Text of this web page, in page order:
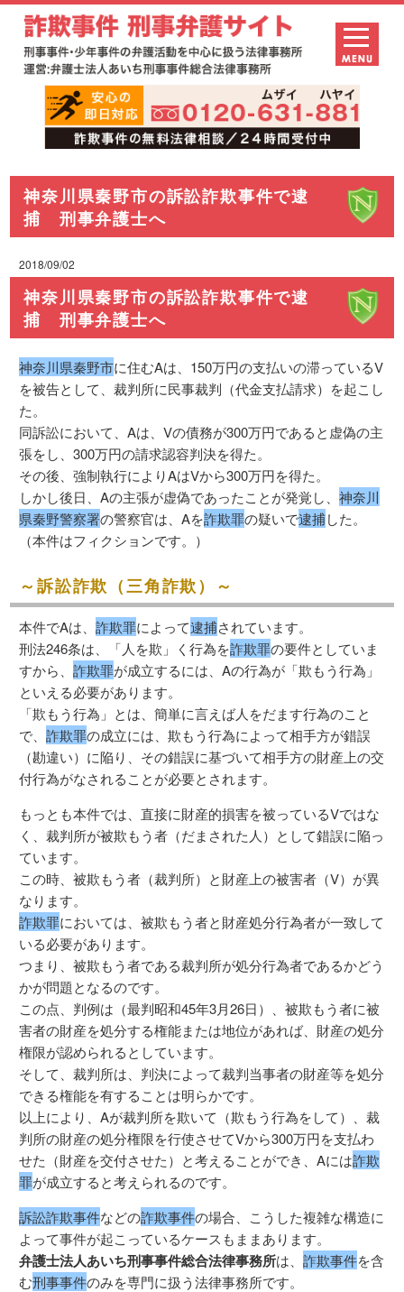
神奈川県秦野市の訴訟詐欺事件で逮
捕 刑事弁護士へ
2018/09/02
神奈川県秦野市の訴訟詐欺事件で逮
捕 刑事弁護士へ
神奈川県秦野市に住むAは、150万円の支払いの滞っているV
を被告として、裁判所に民事裁判（代金支払請求）を起こし
た。
同訴訟において、Aは、Vの債務が300万円であると虚偽の主
張をし、300万円の請求認容判決を得た。
その後、強制執行によりAはVから300万円を得た。
しかし後日、Aの主張が虚偽であったことが発覚し、神奈川
県秦野警察署の警察官は、Aを詐欺罪の疑いで逮捕した。
（本件はフィクションです。）
～訴訟詐欺（三角詐欺）～
本件でAは、詐欺罪によって逮捕されています。
刑法246条は、「人を欺」く行為を詐欺罪の要件としていま
すから、詐欺罪が成立するには、Aの行為が「欺もう行為」
といえる必要があります。
「欺もう行為」とは、簡単に言えば人をだます行為のこと
で、詐欺罪の成立には、欺もう行為によって相手方が錯誤
（勘違い）に陥り、その錯誤に基づいて相手方の財産上の交
付行為がなされることが必要とされます。
もっとも本件では、直接に財産的損害を被っているVではな
く、裁判所が被欺もう者（だまされた人）として錯誤に陥っ
ています。
この時、被欺もう者（裁判所）と財産上の被害者（V）が異
なります。
詐欺罪においては、被欺もう者と財産処分行為者が一致して
いる必要があります。
つまり、被欺もう者である裁判所が処分行為者であるかどう
かが問題となるのです。
この点、判例は（最判昭和45年3月26日）、被欺もう者に被
害者の財産を処分する権能または地位があれば、財産の処分
権限が認められるとしています。
そして、裁判所は、判決によって裁判当事者の財産等を処分
できる権能を有することは明らかです。
以上により、Aが裁判所を欺いて（欺もう行為をして）、裁
判所の財産の処分権限を行使させてVから300万円を支払わ
せた（財産を交付させた）と考えることができ、Aには詐欺
罪が成立すると考えられるのです。
訴訟詐欺事件などの詐欺事件の場合、こうした複雑な構造に
よって事件が起こっているケースもままあります。
弁護士法人あいち刑事事件総合法律事務所は、詐欺事件を含
む刑事事件のみを専門に扱う法律事務所です。